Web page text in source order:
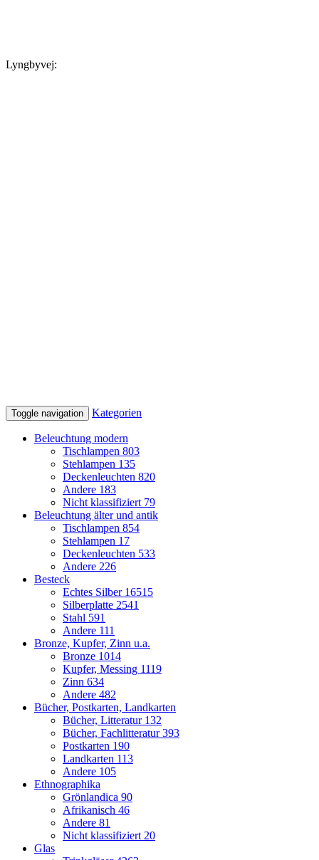
Lyngbyvej:
Toggle navigation Kategorien
Beleuchtung modern
Tischlampen 803
Stehlampen 135
Deckenleuchten 820
Andere 183
Nicht klassifiziert 79
Beleuchtung älter und antik
Tischlampen 854
Stehlampen 17
Deckenleuchten 533
Andere 226
Besteck
Echtes Silber 16515
Silberplatte 2541
Stahl 591
Andere 111
Bronze, Kupfer, Zinn u.a.
Bronze 1014
Kupfer, Messing 1119
Zinn 634
Andere 482
Bücher, Postkarten, Landkarten
Bücher, Litteratur 132
Bücher, Fachlitteratur393
Postkarten 190
Landkarten 113
Andere 105
Ethnographika
Grönlandica 90
Afrikanisch 46
Andere 81
Nicht klassifiziert 20
Glas